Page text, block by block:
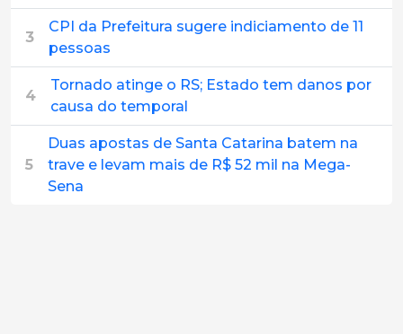
3
CPI da Prefeitura sugere indiciamento de 11
pessoas
4
Tornado atinge o RS; Estado tem danos por
causa do temporal
5
Duas apostas de Santa Catarina batem na
trave e levam mais de R$ 52 mil na Mega-
Sena